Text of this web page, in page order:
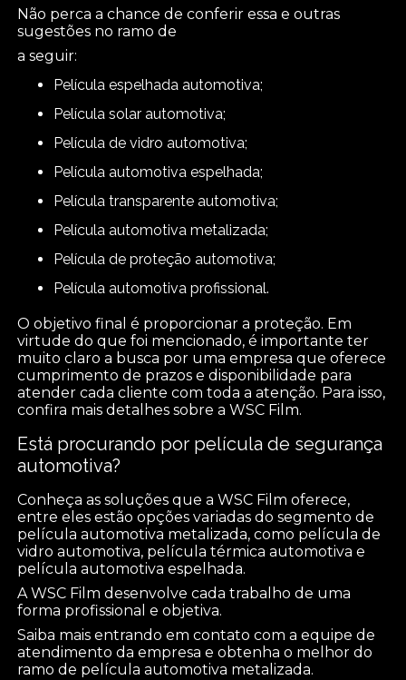
Não perca a chance de conferir essa e outras
sugestões no ramo de
a seguir:
película espelhada automotiva;
película solar automotiva;
película de vidro automotiva;
película automotiva espelhada;
película transparente automotiva;
película automotiva metalizada;
película de proteção automotiva;
película automotiva profissional.
O objetivo final é proporcionar a proteção. Em
virtude do que foi mencionado, é importante ter
muito claro a busca por uma empresa que oferece
cumprimento de prazos e disponibilidade para
atender cada cliente com toda a atenção. Para isso,
confira mais detalhes sobre a WSC Film.
Está procurando por película de segurança
automotiva?
Conheça as soluções que a WSC Film oferece,
entre eles estão opções variadas do segmento de
película automotiva metalizada, como película de
vidro automotiva, película térmica automotiva e
película automotiva espelhada.
A WSC Film desenvolve cada trabalho de uma
forma profissional e objetiva.
Saiba mais entrando em contato com a equipe de
atendimento da empresa e obtenha o melhor do
ramo de película automotiva metalizada.